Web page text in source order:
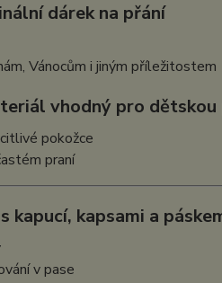
dárek na přání
Vánocům i jiným příležitostem
vhodný pro dětskou
pokožce
praní
kapucí, kapsami a
v pase